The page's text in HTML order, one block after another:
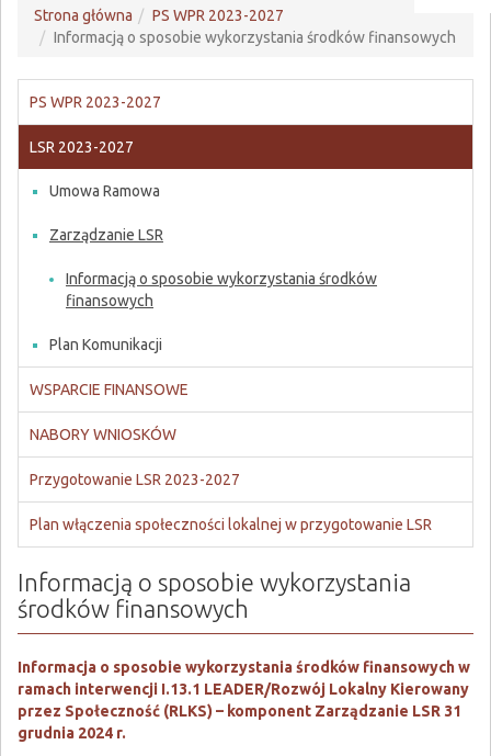
Strona główna
PS WPR 2023-2027
Informacją o sposobie wykorzystania środków finansowych
PS WPR 2023-2027
LSR 2023-2027
Umowa Ramowa
Zarządzanie LSR
Informacją o sposobie wykorzystania środków
finansowych
Plan Komunikacji
WSPARCIE FINANSOWE
NABORY WNIOSKÓW
Przygotowanie LSR 2023-2027
Plan włączenia społeczności lokalnej w przygotowanie LSR
Informacją o sposobie wykorzystania
środków finansowych
Informacja o sposobie wykorzystania środków finansowychw
ramach interwencji I.13.1 LEADER/Rozwój Lokalny Kierowany
przez Społeczność (RLKS) – komponent Zarządzanie LSR 31
grudnia 2024 r.